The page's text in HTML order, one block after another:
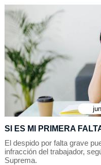
SI ES MI PRIMERA
El despido por falta grave
infracción del trabajador,
Suprema.